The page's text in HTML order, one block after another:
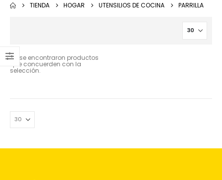
TIENDA HOGAR UTENSILIOS DE COCINA PARRILLA
No se encontraron productos
que concuerden con la
selección.